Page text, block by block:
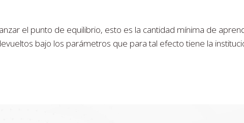
el punto de equilibrio, esto es la cantidad mínima de
bajo los parámetros que para tal efecto tiene la